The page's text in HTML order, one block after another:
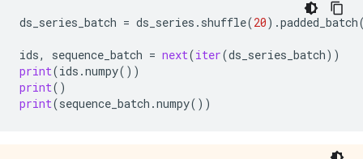
ds_series_batch = ds_series . shuffle(20) .padded_batch
ids, sequence_batch = next(iter(ds_series_batch))
print(ids .numpy())
print()
print(sequence_batch .numpy())